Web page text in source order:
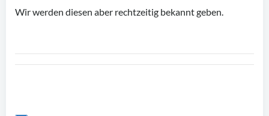
Wir werden diesen aber rechtzeitig bekannt geben.